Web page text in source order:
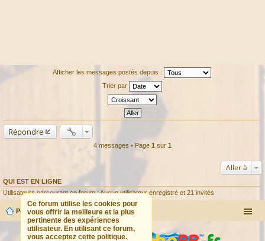
Afficher les messages postés depuis :
Trier par
Répondre
4 messages • Page 1 sur 1
Aller à
QUI EST EN LIGNE
Utilisateurs parcourant ce forum : Aucun utilisateur enregistré et 21 invités
Ce forum utilise les cookies pour
vous offrir la meilleure et la plus
pertinente des expériences
utilisateur. En utilisant ce forum,
vous acceptez cette politique.
Portail Forum